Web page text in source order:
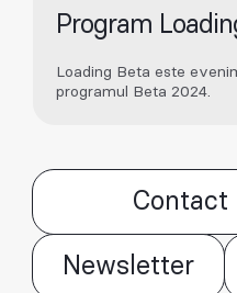
Program
Loading Beta este
programul Beta 2024.
Contact
Newsletter